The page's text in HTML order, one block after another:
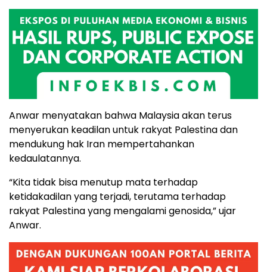
Anwar menyatakan bahwa Malaysia akan terus
menyerukan keadilan untuk rakyat Palestina dan
mendukung hak Iran mempertahankan
kedaulatannya.
“Kita tidak bisa menutup mata terhadap
ketidakadilan yang terjadi, terutama terhadap
rakyat Palestina yang mengalami genosida,” ujar
Anwar.